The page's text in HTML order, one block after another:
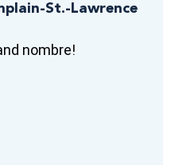
St.-Lawrence
nombre!